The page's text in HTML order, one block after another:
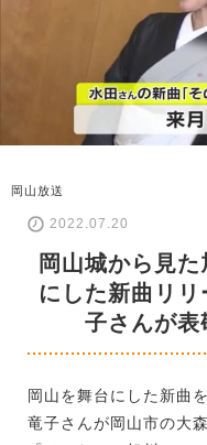
岡山放送
2022.07.20
岡山城から見
にした新曲リ
子さんが表
岡山を舞台にした新曲
竜子さんが岡山市の大